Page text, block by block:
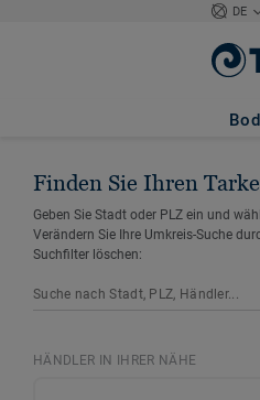
DE
Finden Sie Ihren
Geben Sie Stadt oder PLZ ein und
Verändern Sie Ihre Umkreis-Suche
Suchfilter löschen:
HÄNDLER IN IHRER NÄHE